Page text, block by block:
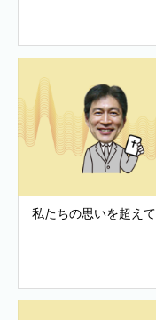
私たちの思いを超えて